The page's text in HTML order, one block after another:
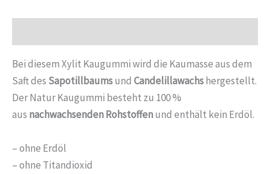
Bei diesem Xylit Kaugummi wird die Kaumasse aus dem
Saft des Sapotillbaumsund Candelillawachshergestellt.
Der Natur Kaugummi besteht zu 100 %
aus nachwachsenden Rohstoffenund enthält kein Erdöl.
– ohne Erdöl
– ohne Titandioxid